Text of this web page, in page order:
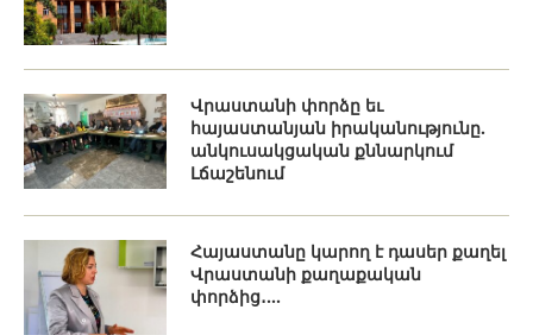
Վրաստանի փորձը եւ
հայաստանյան իրականությունը.
անկուսակցական քննարկում
Լճաշենում
Հայաստանը կարող է դասեր քաղել
Վրաստանի քաղաքական
փորձից․...